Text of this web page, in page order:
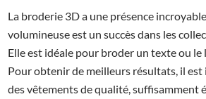
La broderie 3D a une présence
volumineuse est un succès dans les
Elle est idéale pour broder un texte ou le
Pour obtenir de meilleurs résultats, il
des vêtements de qualité, suffisamment